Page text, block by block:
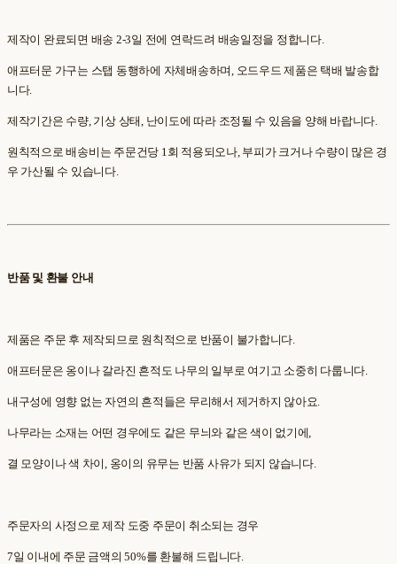
제작이 완료되면 배송 2-3일 전에 연락드려 배송일정을 정합니다.
애프터문 가구는 스탭 동행하에 자체배송하며, 오드우드 제품은 택배 발송합
니다.
제작기간은 수량, 기상 상태, 난이도에 따라 조정될 수 있음을 양해 바랍니다.
원칙적으로 배송비는 주문건당 1회 적용되오나, 부피가 크거나 수량이 많은 경
우 가산될 수 있습니다.
반품 및 환불 안내
제품은 주문 후 제작되므로 원칙적으로 반품이 불가합니다.
애프터문은 옹이나 갈라진 흔적도 나무의 일부로 여기고 소중히 다룹니다.
내구성에 영향 없는 자연의 흔적들은 무리해서 제거하지 않아요.
나무라는 소재는 어떤 경우에도 같은 무늬와 같은 색이 없기에,
결 모양이나 색 차이, 옹이의 유무는 반품 사유가 되지 않습니다.
주문자의 사정으로 제작 도중 주문이 취소되는 경우
7일 이내에 주문 금액의 50%를 환불해 드립니다.